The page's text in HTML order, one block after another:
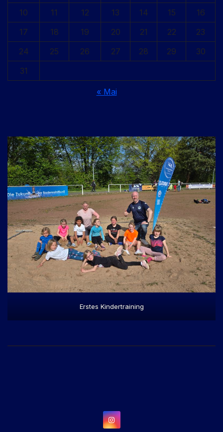
10
11 12 13 14 15
16
17
18 19 20 21 22
23
24
25 26 27 28 29
30
31
« Mai
Erstes Kindertraining